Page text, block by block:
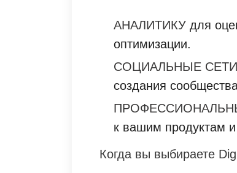
АНАЛИТИКУ для
оптимизации.
СОЦИАЛЬНЫЕ СЕТИ
создания
к вашим продуктам и
Когда вы выбираете